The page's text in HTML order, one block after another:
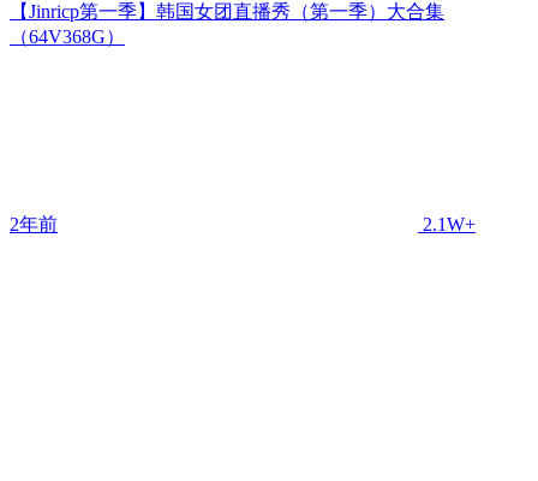
【Jinricp第一季】韩国女团直播秀（第一季）大合集
（64V368G）
2年前 2.1W+